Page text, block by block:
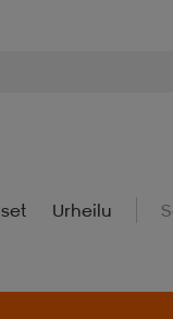
Urheilu